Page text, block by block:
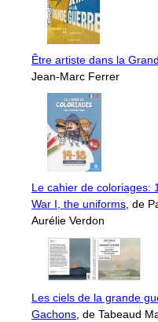
Être artiste dans la
Jean-Marc Ferrer
Le cahier de coloriages:
War I, the uniforms , de
Aurélie Verdon
Les ciels de la grande
Gachons , de Tabeaud